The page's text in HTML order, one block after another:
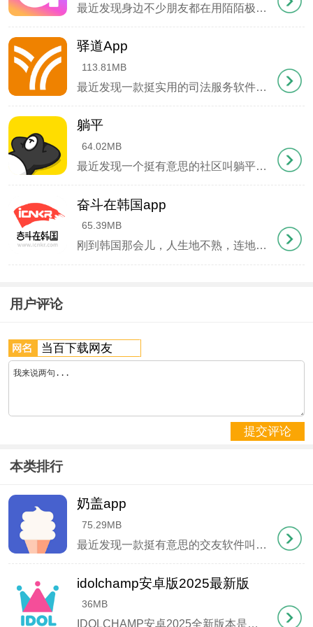
画质清晰不卡顿。
2、预约系统
提前三天开放预约时段，可选上午或下午，成功预约
会收到短信提醒。
每次通话都有狱警在线监督，系统自动屏蔽敏感词，
通话记录存档可查。
工作时段客服秒回消息，夜间留言次日必复，常见问
题库随时可查。
更新日志
v1.9.99.998版本
退问题 - 会见预约增加时间段选择
最近发现身边不少朋友都在用陌陌极速版，这个轻量级社交APP确实有点意思。相比原版，它安装包更小运行更流畅，特别适合手机配置不高的用户。保留了附近的人、动态发布、直播这些核心功能，聊天传图发定位都支持，日常社交完全够用。最吸引人的是那个
驿道App
113.81MB
最近发现一款挺实用的司法服务软件驿道App，身边有亲友在服刑的朋友都在用。这软件是司法部认证的远程帮教平台，能查监狱动态、约视频探视，还能咨询法律问题。最暖心的是可以给里面的人发语音留言，比写信方便多了。每次系统更新都会增加新功能，
躺平
64.02MB
最近发现一个挺有意思的社区叫躺平，不是那个网络热词，而是阿里旗下真实存在的生活方式平台。这里没有内卷和焦虑，更像午后阳光下的懒人沙发，随手一刷就能遇见烘焙达人的戚风蛋糕秘方、租房党的爆改日记，或是咖啡控私藏的巷弄小店。特别喜欢它的圈子
奋斗在韩国app
65.39MB
刚到韩国那会儿，人生地不熟，连地铁卡都不会充值。后来发现这款奋斗在韩国app简直是救命稻草，从汇率查询到地铁线路，连楼下炸鸡店优惠券都能领。特别是社区里老司机分享的攻略，比导航软件还靠谱，半夜找代购都能秒回。现在买菜前先查汇率，下雨天
用户评论
提交评论
本类排行
奶盖app
75.29MB
最近发现一款挺有意思的交友软件叫奶盖app，身边几个朋友都在用。这软件主打真实社交，注册时要人脸识别认证，照片和本人对不上根本过不了审核。我试用了两周，发现里面年轻人挺多的，氛围也比较干净，没见到什么乱七八糟的内容。匹配机制很简单，
idolchamp安卓版2025最新版
36MB
IDOLCHAMP安卓2025全新版本是一款专为韩流爱好者打造的追星神器，在这里你可以通过参与各类线上应援活动为自己心仪的偶像打call，包括打榜投票、综艺应援、音乐节目支持等多元化应援方式，助力偶像提升行业影响力。作为连接偶像与粉丝的专属桥梁，平台不仅提供丰富的线上线下互动机会，更独创了趣味十足的明星片交换系统，完成任务即可收集限定周边，还能与其他粉丝互